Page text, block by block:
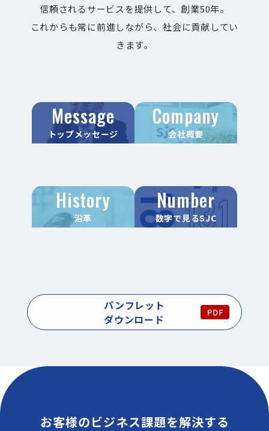
信頼されるサービスを提供して、創業50年。
これからも常に前進しながら、社会に貢献してい
きます。
Message
トップメッセージ
Company
会社概要
History
沿革
Number
数字で見るSJC
パンフレット
ダウンロード
お客様のビジネス課題を解決する